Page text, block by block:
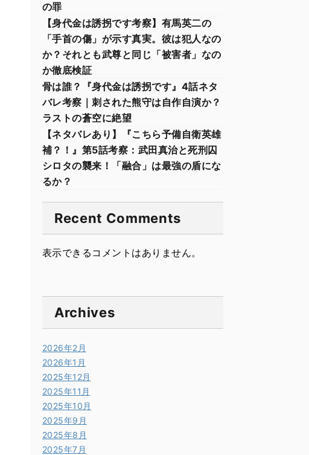
の罪
【身代金は誘拐です考察】有馬英二の
「手首の傷」が示す真実。彼は犯人なの
か？それとも武尊と同じ「被害者」なの
か徹底検証
骨は誰？『身代金は誘拐です』4話ネタ
バレ考察｜刺された熊守は自作自演か？
ラストの蒼空に絶望
【ネタバレあり】『こちら予備自衛英雄
補？！』第5話考察：武田真治と死刑囚
シロタの襲来！「融合」は最強の盾にな
るか？
Recent Comments
表示できるコメントはありません。
Archives
2026年2月
2026年1月
2025年12月
2025年11月
2025年10月
2025年9月
2025年8月
2025年7月